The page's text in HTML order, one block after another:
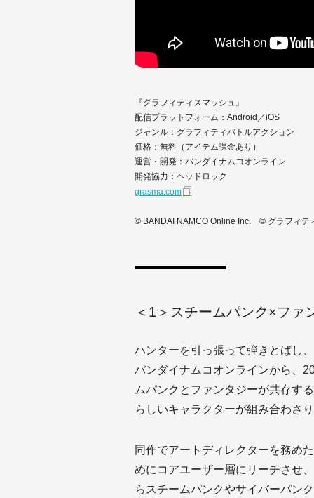
『グラフィティスマッシュ』
配信プラットフォーム：Android／iOS
ジャンル：グラフィティバトルアクション
価格：無料（アイテム課金あり）
運営・開発：バンダイナムコオンライン
開発協力：ヘッドロック
grasma.com
© BANDAI NAMCO Online Inc. © グラフィテ
＜1＞スチームパンク×ファ
ハンターを引っ張って弾きとばし
バンダイナムコオンラインから、
ムパンクとファンタジーが共存す
らしいキャラクターが組み合わさ
同作でアートディレクターを務め
めにコアユーザー層にリーチさせ
らスチームパンクやサイバーパン